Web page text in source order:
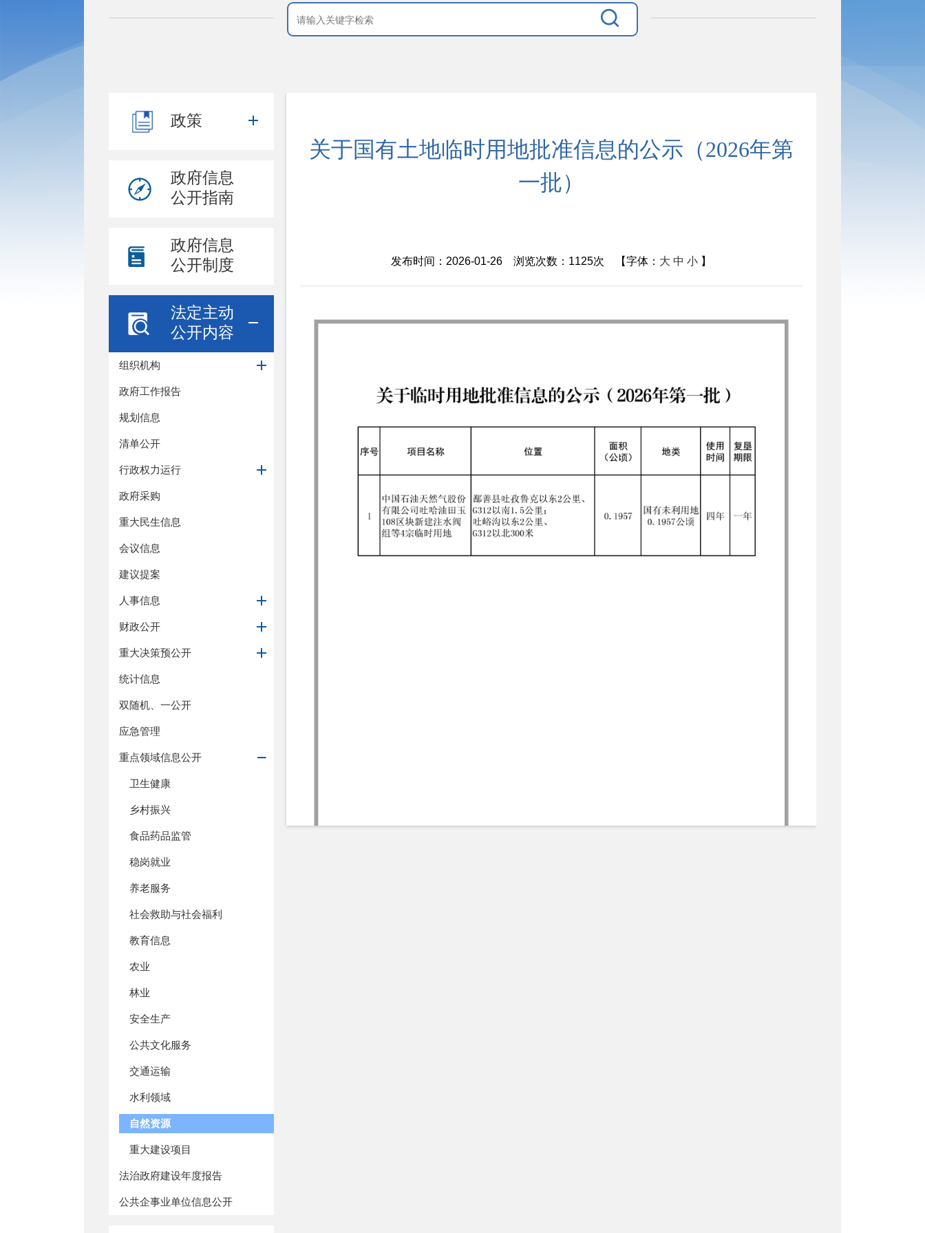
政策
政府信息
公开指南
政府信息
公开制度
法定主动
公开内容
组织机构
政府工作报告
规划信息
清单公开
行政权力运行
政府采购
重大民生信息
会议信息
建议提案
人事信息
财政公开
重大决策预公开
统计信息
双随机、一公开
应急管理
重点领域信息公开
卫生健康
乡村振兴
食品药品监管
稳岗就业
养老服务
社会救助与社会福利
教育信息
农业
林业
安全生产
公共文化服务
交通运输
水利领域
自然资源
重大建设项目
法治政府建设年度报告
公共企事业单位信息公开
关于国有土地临时用地批准信息的公示（2026年第
一批）
发布时间：2026-01-26 浏览次数： 1125次 【字体： 大 中 小 】